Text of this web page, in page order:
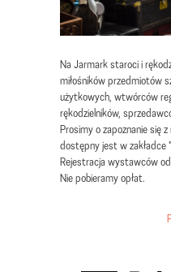
Na Jarmark staroci i
miłośników przedmiotów
użytkowych, wtwórców
rękodzielników,
Prosimy o zapoznanie się
dostępny jest w zakładce
Rejestracja wystawców
Nie pobieramy opłat.